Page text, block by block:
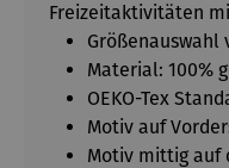
Freizeitaktivitäten
Größenauswahl
Material: 100%
OEKO-Tex
Motiv auf
Motiv mittig auf